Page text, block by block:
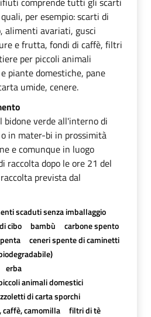
per esempio: scarti di
alimenti avariati, gusci
e frutta, fondi di caffè, filtri
per piccoli animali
piante domestiche, pane
umide, cenere.
verde all'interno di
in mater-bi in prossimità
e comunque in luogo
raccolta dopo le ore 21 del
prevista dal
scaduti senza imballaggio
cibo bambù
carbone spento
ceneri spente di caminetti
erba
animali domestici
di carta sporchi
camomilla
filtri di tè